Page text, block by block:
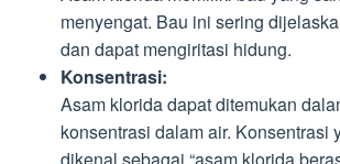
menyengat. Bau ini sering
dan dapat mengiritasi hidung.
Konsentrasi:
Asam klorida dapat ditemukan
konsentrasi dalam air. Konsentrasi